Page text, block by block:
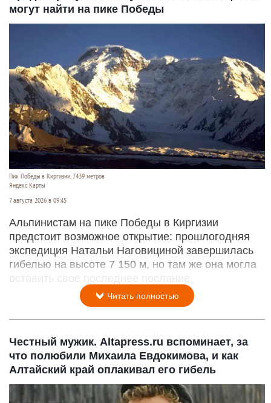
могут найти на пике Победы
Пик Победы в Киргизии, 7439 метров
Яндекс Карты
7 августа 2026 в 09:45
Альпинистам на пике Победы в Киргизии
предстоит возможное открытие: прошлогодняя
экспедиция Натальи Наговициной завершилась
гибелью на высоте 7 150 м, но там же она могла
оставить свое последнее послание.
Читать полностью
Честный мужик. Altapress.ru вспоминает, за
что полюбили Михаила Евдокимова, и как
Алтайский край оплакивал его гибель